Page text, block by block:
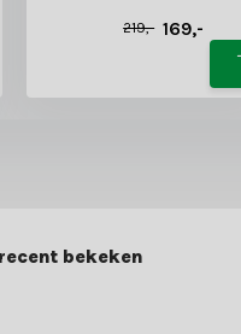
219,- 169,-
bekeken